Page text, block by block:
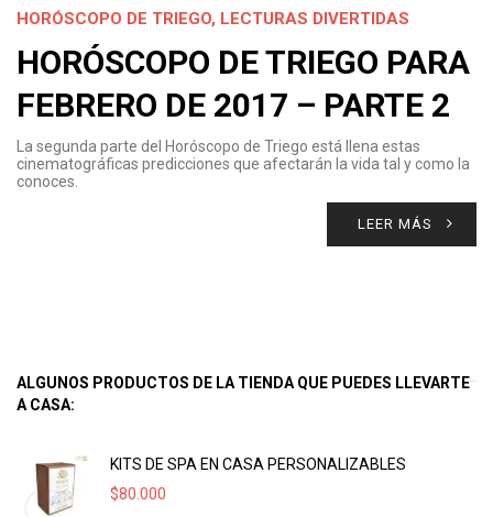
HORÓSCOPO DE TRIEGO, LECTURAS DIVERTIDAS
HORÓSCOPO DE TRIEGO PARA
FEBRERO DE 2017 – PARTE 2
La segunda parte del Horóscopo de Triego está llena estas
cinematográficas predicciones que afectarán la vida tal y como la
conoces.
LEER MÁS
ALGUNOS PRODUCTOS DE LA TIENDA QUE PUEDES LLEVARTE
A CASA:
KITS DE SPA EN CASA PERSONALIZABLES
$80.000